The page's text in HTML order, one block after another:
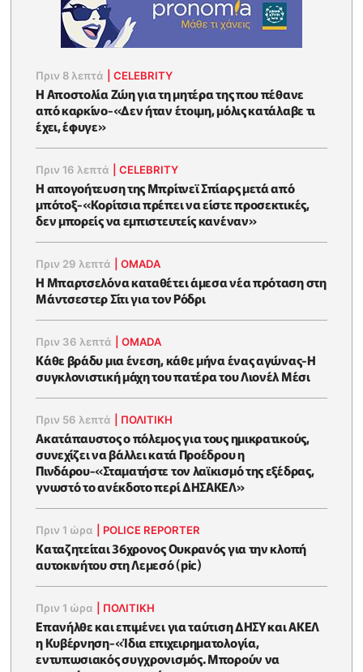
Πριν 8 λεπτά |CELEBRITY
Η Αποστολία Ζώη για τη μητέρα της που πέθανε
από καρκίνο-«Δεν ήταν έτοιμη, μόλις κατάλαβε τι
έχει, έφυγε»
Πριν 16 λεπτά |CELEBRITY
Η απογοήτευση της Μπρίτνεϊ Σπίαρς μετά από
μπότοξ-«Κορίτσια πρέπει να είστε προσεκτικές,
δεν μπορείς να εμπιστευτείς κανέναν»
Πριν 29 λεπτά |OMADA
Η Μπαρτσελόνα καταθέτει άμεσα νέα πρόταση στη
Μάντσεστερ Σίτι για τον Ρόδρι
Πριν 36 λεπτά |OMADA
Κάθε βράδυ μια ένεση, κάθε μήνα ένας αγώνας-Η
συγκλονιστική μάχη του πατέρα του Λιονέλ Μέσι
Πριν 56 λεπτά ΠΟΛΙΤΙΚΗ
Ακατάπαυστος ο πόλεμος για τους ημικρατικούς,
συνεχίζει να βάλλει κατά Προέδρου η
Πινδάρου-«Σταματήστε τον λαϊκισμό της εξέδρας,
γνωστό το ανέκδοτο περί ΔΗΣΑΚΕΛ»
Πριν 1 ώρα POLICE REPORTER
Καταζητείται 36χρονος Ουκρανός για την κλοπή
αυτοκινήτου στη Λεμεσό (pic)
Πριν 1 ώρα ΠΟΛΙΤΙΚΗ
Επανήλθε και επιμένει για ταύτιση ΔΗΣΥ και ΑΚΕΛ
η Κυβέρνηση-«Ίδια επιχειρηματολογία,
εντυπωσιακός συγχρονισμός. Μπορούν να